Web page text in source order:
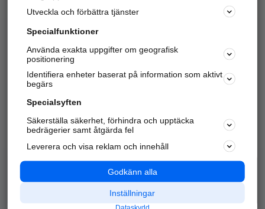
Marknadsför företaget
Kom igång och annonsera mot
samarbetspartners nära dig.
Alla kategorier
Populära sökningar
API & Kartor
Annonsera
Integritet
Nödnummer
Utveckla och förbättra tjänster
Specialfunktioner
Använda exakta uppgifter om geografisk
positionering
Identifiera enheter baserat på information som aktivt
begärs
Specialsyften
Säkerställa säkerhet, förhindra och upptäcka
bedrägerier samt åtgärda fel
Leverera och visa reklam och innehåll
Godkänn alla
Inställningar
Dataskydd